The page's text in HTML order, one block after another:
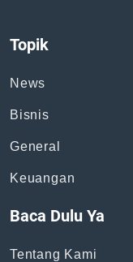
Topik
News
Bisnis
General
Keuangan
Baca Dulu Ya
Tentang Kami